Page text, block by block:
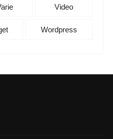
Video
Wordpress